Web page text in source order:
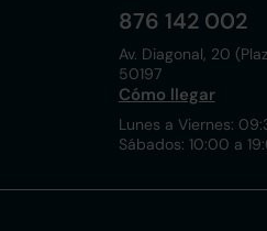
876 142 002
Av. Diagonal, 20
50197
Cómo llegar
Lunes a Viernes:
Sábados: 10:00 a